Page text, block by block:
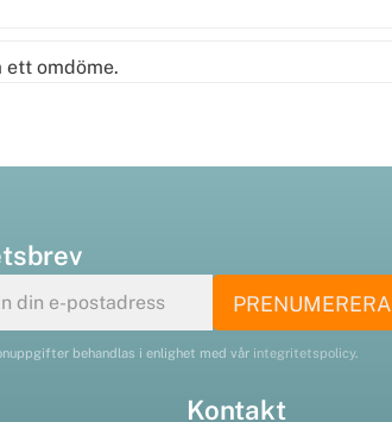
ett omdöme.
PRENUMERERA
behandlas i enlighet med vår integritetspolicy.
Kontakt